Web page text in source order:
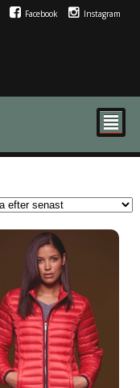
Facebook Instagram
²